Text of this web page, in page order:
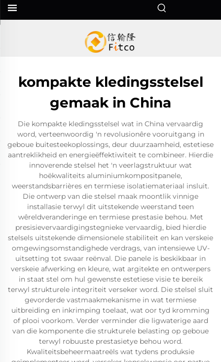
kompakte kledingsstelsel
gemaak in China
Die kompakte kledingsstelsel wat in China vervaardig
word, verteenwoordig 'n revolusionêre vooruitgang in
geboue buitesteekoplossings, deur duurzaamheid, estetiese
aantreklikheid en energieëffektiwiteit te combineer. Hierdie
innoverende stelsel het 'n veerlagstruktuur wat
hoëkwaliteits aluminiumkompositpanele,
weerstandsbarrières en termiese isolatiemateriaal insluit.
Die ontwerp van die stelsel maak moontlik vinnige
installasie terwyl dit uitstekende weerstand teen
wêreldveranderinge en termiese prestasie behou. Met
presisievervaardigingstegnieke vervaardig, bied hierdie
stelsels uitstekende dimensionele stabiliteit en kan verskeie
omgewingsomstandighede verdrags, van intensiewe UV-
uitsetting tot swaar reënval. Die panele is beskikbaar in
verskeie afwerking en kleure, wat argitekte en ontwerpers
in staat stel om hul gewenste estetiese visie te bereik
terwyl strukturele integriteit verseker word. Die stelsel sluit
gevorderde vastmaakmekanisme in wat termiese
uitbreiding en inkrimping toelaat, wat oor tyd kromming
of plooi voorkom. Verder verminder die ligwaterige aard
van die komponente die strukturele belasting op geboue
terwyl robuuste prestasietye behou word.
Kwaliteitsbeheermaatreëls wat tydens produksie